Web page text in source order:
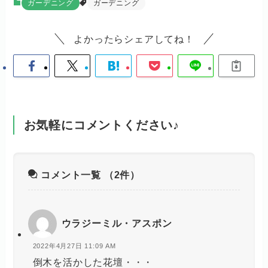
ガーデニング ガーデニング
よかったらシェアしてね！
お気軽にコメントください♪
コメント一覧 （2件）
ウラジーミル・アスポン
2022年4月27日 11:09 AM
倒木を活かした花壇・・・